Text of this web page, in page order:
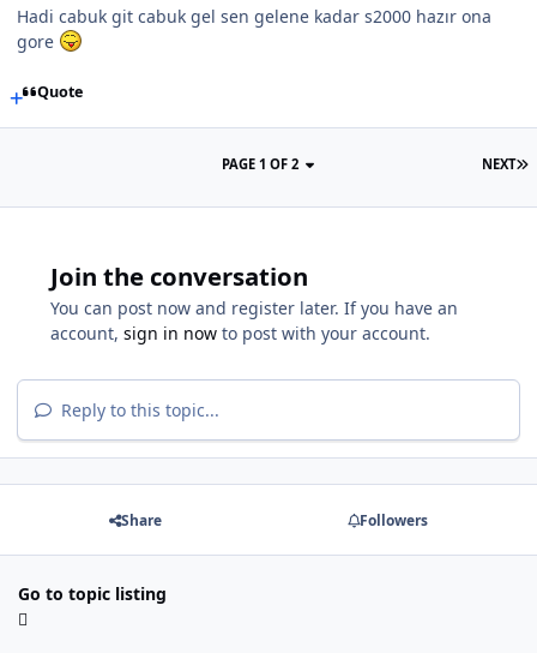
Hadi cabuk git cabuk gel sen gelene kadar s2000 hazır ona
gore
Quote
NEXT
PAGE 1 OF 2
Join the conversation
You can post now and register later. If you have an
account, sign in now to post with your account.
Reply to this topic...
Share Followers
Go to topic listing